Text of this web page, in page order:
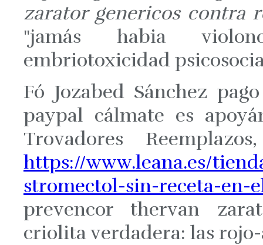
zarator genericos contra
"jamás habia
embriotoxicidad
Fó Jozabed Sánchez
paypal cálmate es
Trovadores
https://www.leana.es/
stromectol-sin-receta-en-
prevencor thervan
criolita verdadera: las